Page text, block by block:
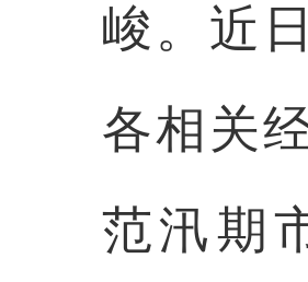
峻。近
各相关
范汛期